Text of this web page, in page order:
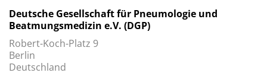
Deutsche Gesellschaft für Pneumologie und
Beatmungsmedizin e.V. (DGP)
Robert-Koch-Platz 9
Berlin
Deutschland